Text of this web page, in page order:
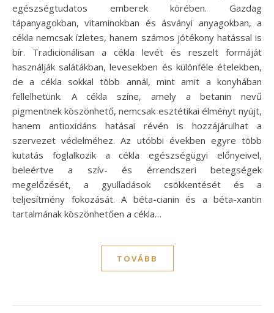
egészségtudatos emberek körében. Gazdag
tápanyagokban, vitaminokban és ásványi anyagokban, a
cékla nemcsak ízletes, hanem számos jótékony hatással is
bír. Tradicionálisan a cékla levét és reszelt formáját
használják salátákban, levesekben és különféle ételekben,
de a cékla sokkal több annál, mint amit a konyhában
fellelhetünk. A cékla színe, amely a betanin nevű
pigmentnek köszönhető, nemcsak esztétikai élményt nyújt,
hanem antioxidáns hatásai révén is hozzájárulhat a
szervezet védelméhez. Az utóbbi években egyre több
kutatás foglalkozik a cékla egészségügyi előnyeivel,
beleértve a szív- és érrendszeri betegségek
megelőzését, a gyulladások csökkentését és a
teljesítmény fokozását. A béta-cianin és a béta-xantin
tartalmának köszönhetően a cékla…
TOVÁBB